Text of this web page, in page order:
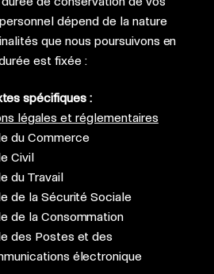
dépend de la nature
que nous poursuivons en
est fixée :
spécifiques :
légales et réglementaires
du Commerce
Civil
du Travail
de la Sécurité Sociale
de la Consommation
des Postes et des
électronique